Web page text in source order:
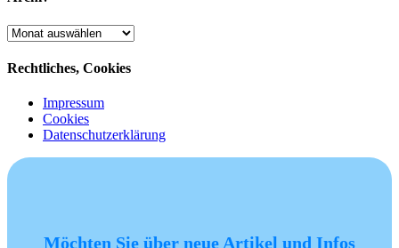
Archiv
Rechtliches, Cookies
Impressum
Cookies
Datenschutzerklärung
Möchten Sie über neue Artikel und Infos